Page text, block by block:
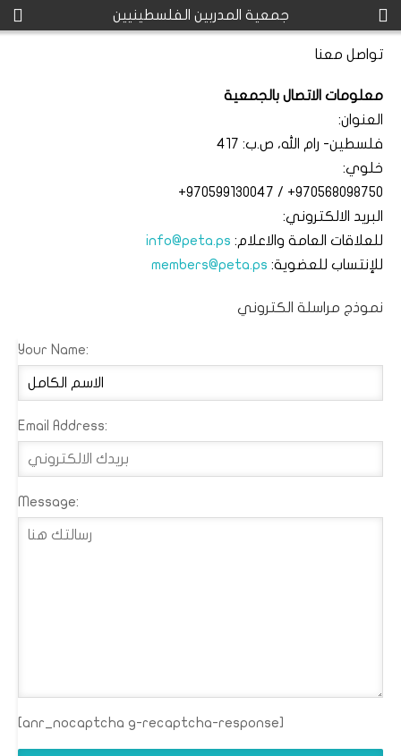
جمعية المدربين الفلسطينيين
تواصل معنا
معلومات الاتصال بالجمعية
العنوان:
فلسطين- رام الله، ص.ب: 417
خلوي:
+970599130047 / +970568098750
البريد الالكتروني:
للعلاقات العامة والاعلام: info@peta.ps
للإنتساب للعضوية: members@peta.ps
نموذج مراسلة الكتروني
Your Name:
Email Address:
Message:
[anr_nocaptcha g-recaptcha-response]